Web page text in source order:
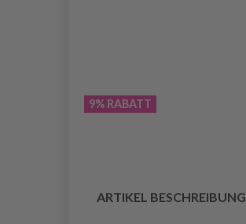
9% RABATT
ARTIKEL BESCHREIBUNG